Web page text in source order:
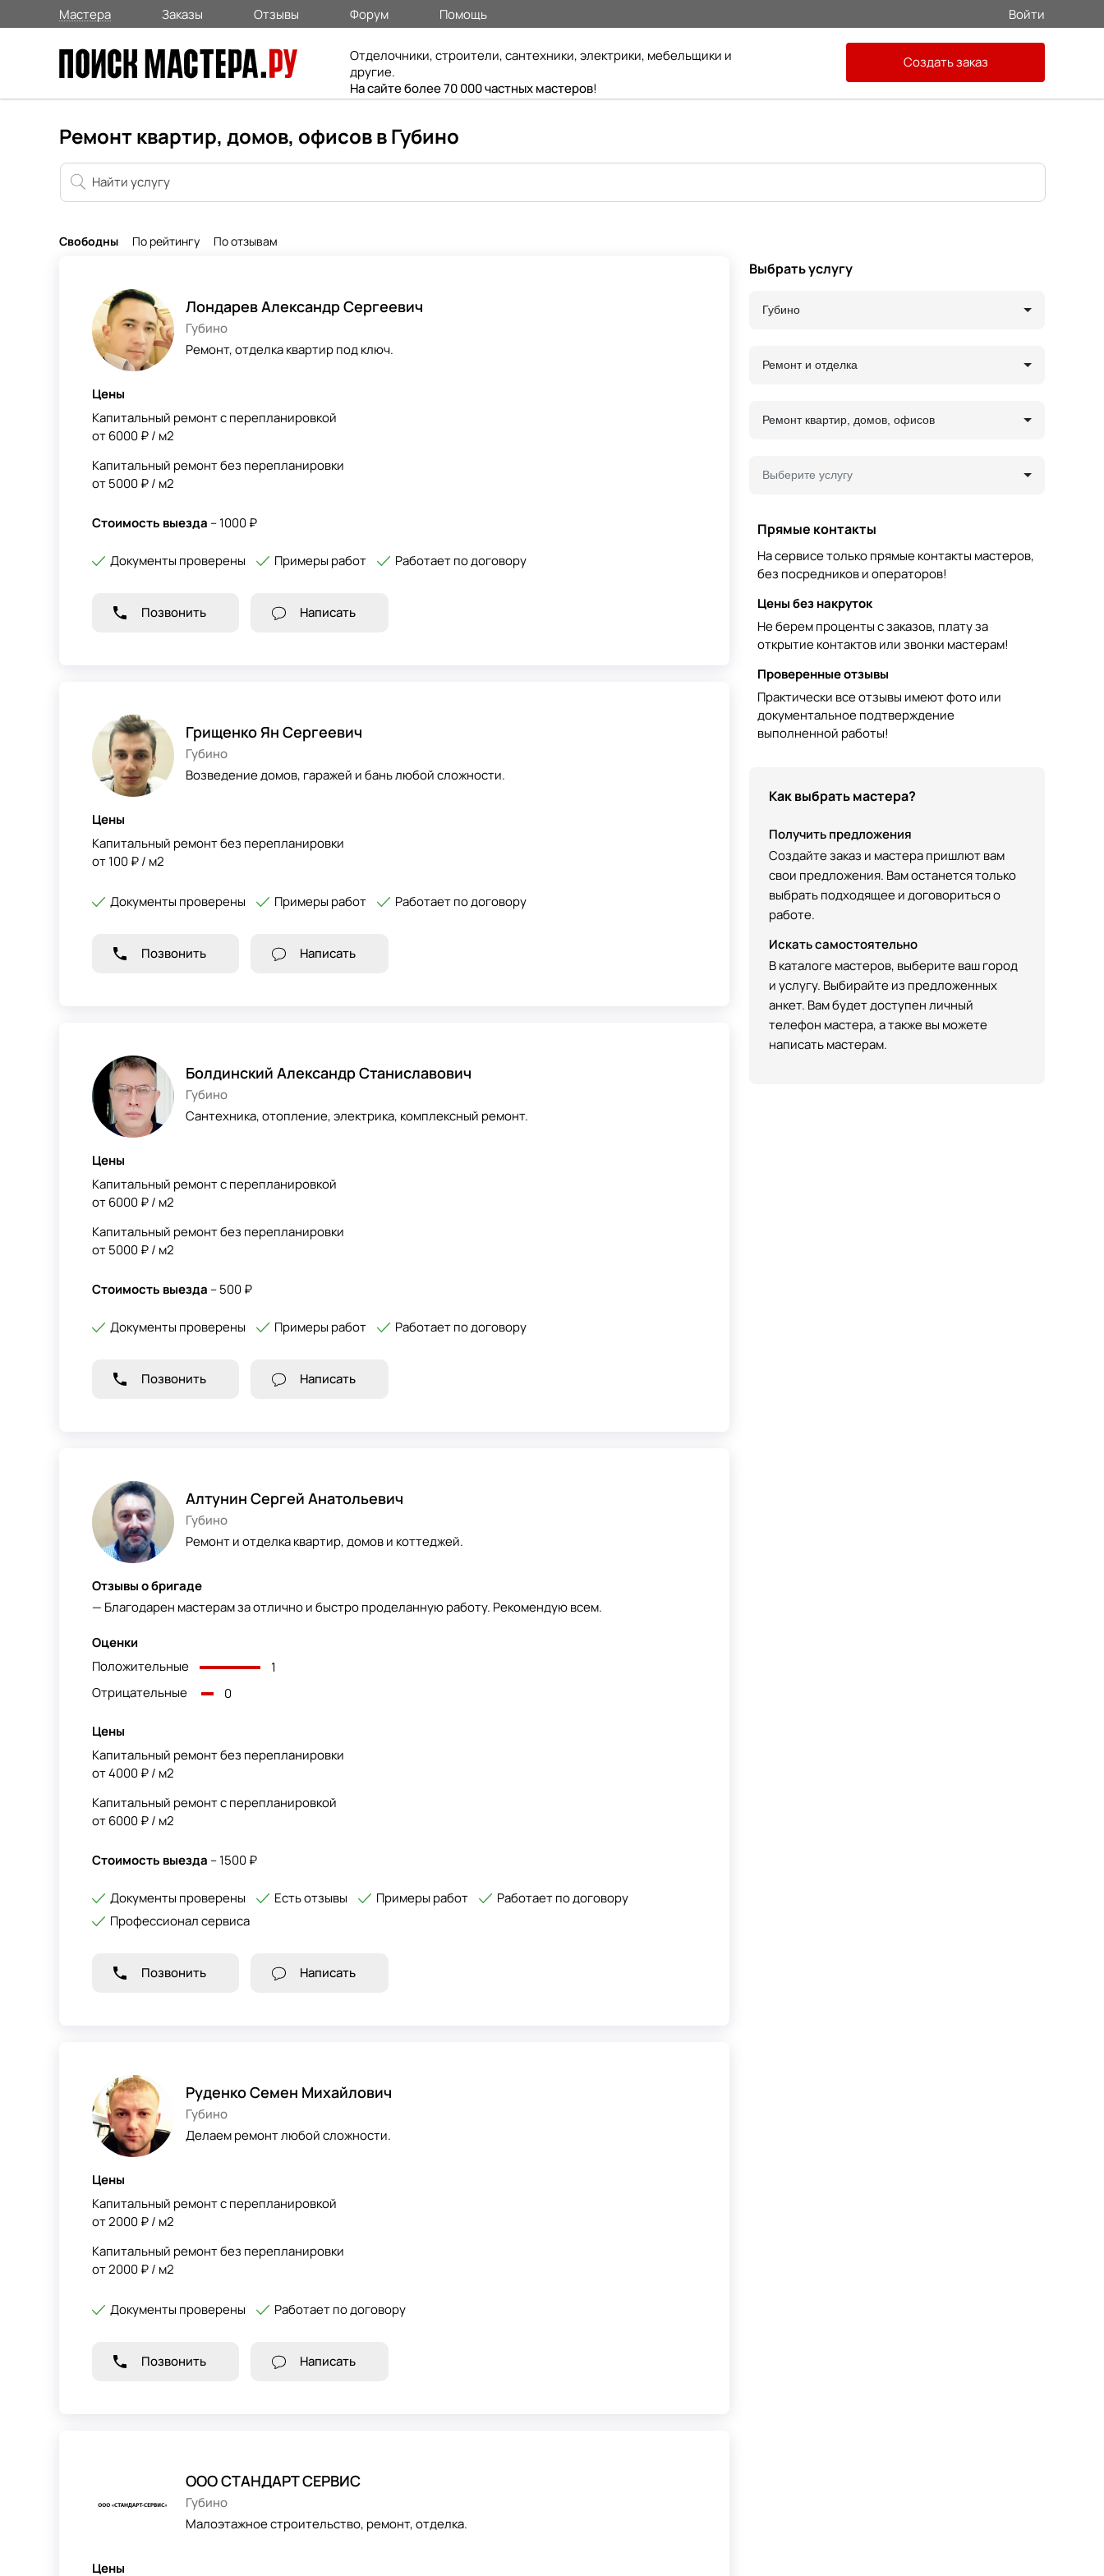
Мастера Заказы Отзывы Форум Помощь Войти
Отделочники, строители, сантехники, электрики, мебельщики и
другие.
На сайте более 70 000 частных мастеров!
Создать заказ
Ремонт квартир, домов, офисов в Губино
Свободны По рейтингу По отзывам
Лондарев Александр Сергеевич
Губино
Ремонт, отделка квартир под ключ.
Цены
Капитальный ремонт с перепланировкой
от 6000 ₽ / м2
Капитальный ремонт без перепланировки
от 5000 ₽ / м2
Стоимость выезда – 1000 ₽
Документы проверены Примеры работ Работает по договору
Позвонить Написать
Грищенко Ян Сергеевич
Губино
Возведение домов, гаражей и бань любой сложности.
Цены
Капитальный ремонт без перепланировки
от 100 ₽ / м2
Документы проверены Примеры работ Работает по договору
Позвонить Написать
Болдинский Александр Станиславович
Губино
Сантехника, отопление, электрика, комплексный ремонт.
Цены
Капитальный ремонт с перепланировкой
от 6000 ₽ / м2
Капитальный ремонт без перепланировки
от 5000 ₽ / м2
Стоимость выезда – 500 ₽
Документы проверены Примеры работ Работает по договору
Позвонить Написать
Алтунин Сергей Анатольевич
Губино
Ремонт и отделка квартир, домов и коттеджей.
Отзывы о бригаде
— Благодарен мастерам за отлично и быстро проделанную работу. Рекомендую всем.
Оценки
Положительные
1
Отрицательные
0
Цены
Капитальный ремонт без перепланировки
от 4000 ₽ / м2
Капитальный ремонт с перепланировкой
от 6000 ₽ / м2
Стоимость выезда – 1500 ₽
Документы проверены Есть отзывы Примеры работ
Работает по договору
Профессионал сервиса
Позвонить Написать
Руденко Семен Михайлович
Губино
Делаем ремонт любой сложности.
Цены
Капитальный ремонт с перепланировкой
от 2000 ₽ / м2
Капитальный ремонт без перепланировки
от 2000 ₽ / м2
Документы проверены Работает по договору
Позвонить Написать
ООО СТАНДАРТ СЕРВИС
Губино
Малоэтажное строительство, ремонт, отделка.
Цены
Выбрать услугу
Губино
Ремонт и отделка
Ремонт квартир, домов, офисов
Выберите услугу
Прямые контакты
На сервисе только прямые контакты мастеров,
без посредников и операторов!
Цены без накруток
Не берем проценты с заказов, плату за
открытие контактов или звонки мастерам!
Проверенные отзывы
Практически все отзывы имеют фото или
документальное подтверждение
выполненной работы!
Как выбрать мастера?
Получить предложения
Создайте заказ и мастера пришлют вам
свои предложения. Вам останется только
выбрать подходящее и договориться о
работе.
Искать самостоятельно
В каталоге мастеров, выберите ваш город
и услугу. Выбирайте из предложенных
анкет. Вам будет доступен личный
телефон мастера, а также вы можете
написать мастерам.